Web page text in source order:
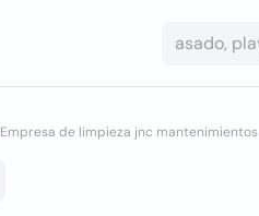
Empresa de limpieza jnc mantenimientos